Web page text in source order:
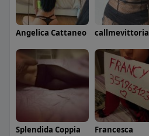
Angelica Cattaneo callmevittoria
Splendida Coppia Francesca